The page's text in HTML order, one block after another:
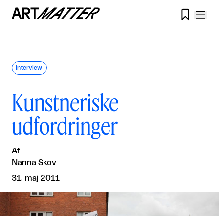

Kunstneriske
udfordringer
Af
Nanna Skov
31. maj 2011
Interview